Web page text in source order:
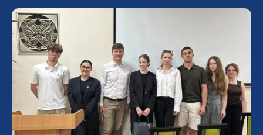
обласна дитяча клінічна лікарня», де зустрілися з
генеральним директором закладу, заслуженим
лікарем України Світланою Ошеко.